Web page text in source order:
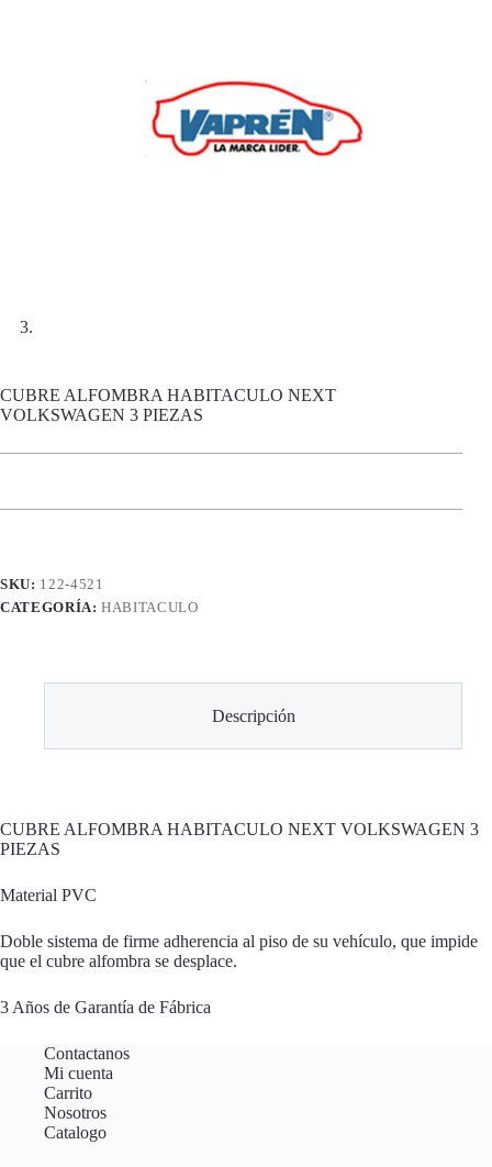
CUBRE ALFOMBRA HABITACULO NEXT
VOLKSWAGEN 3 PIEZAS
SKU: 122-4521
CATEGORÍA:HABITACULO
Descripción
CUBRE ALFOMBRA HABITACULO NEXT VOLKSWAGEN 3
PIEZAS
Material PVC
Doble sistema de firme adherencia al piso de su vehículo, que impide
que el cubre alfombra se desplace.
3 Años de Garantía de Fábrica
Contactanos
Mi cuenta
Carrito
Nosotros
Catalogo